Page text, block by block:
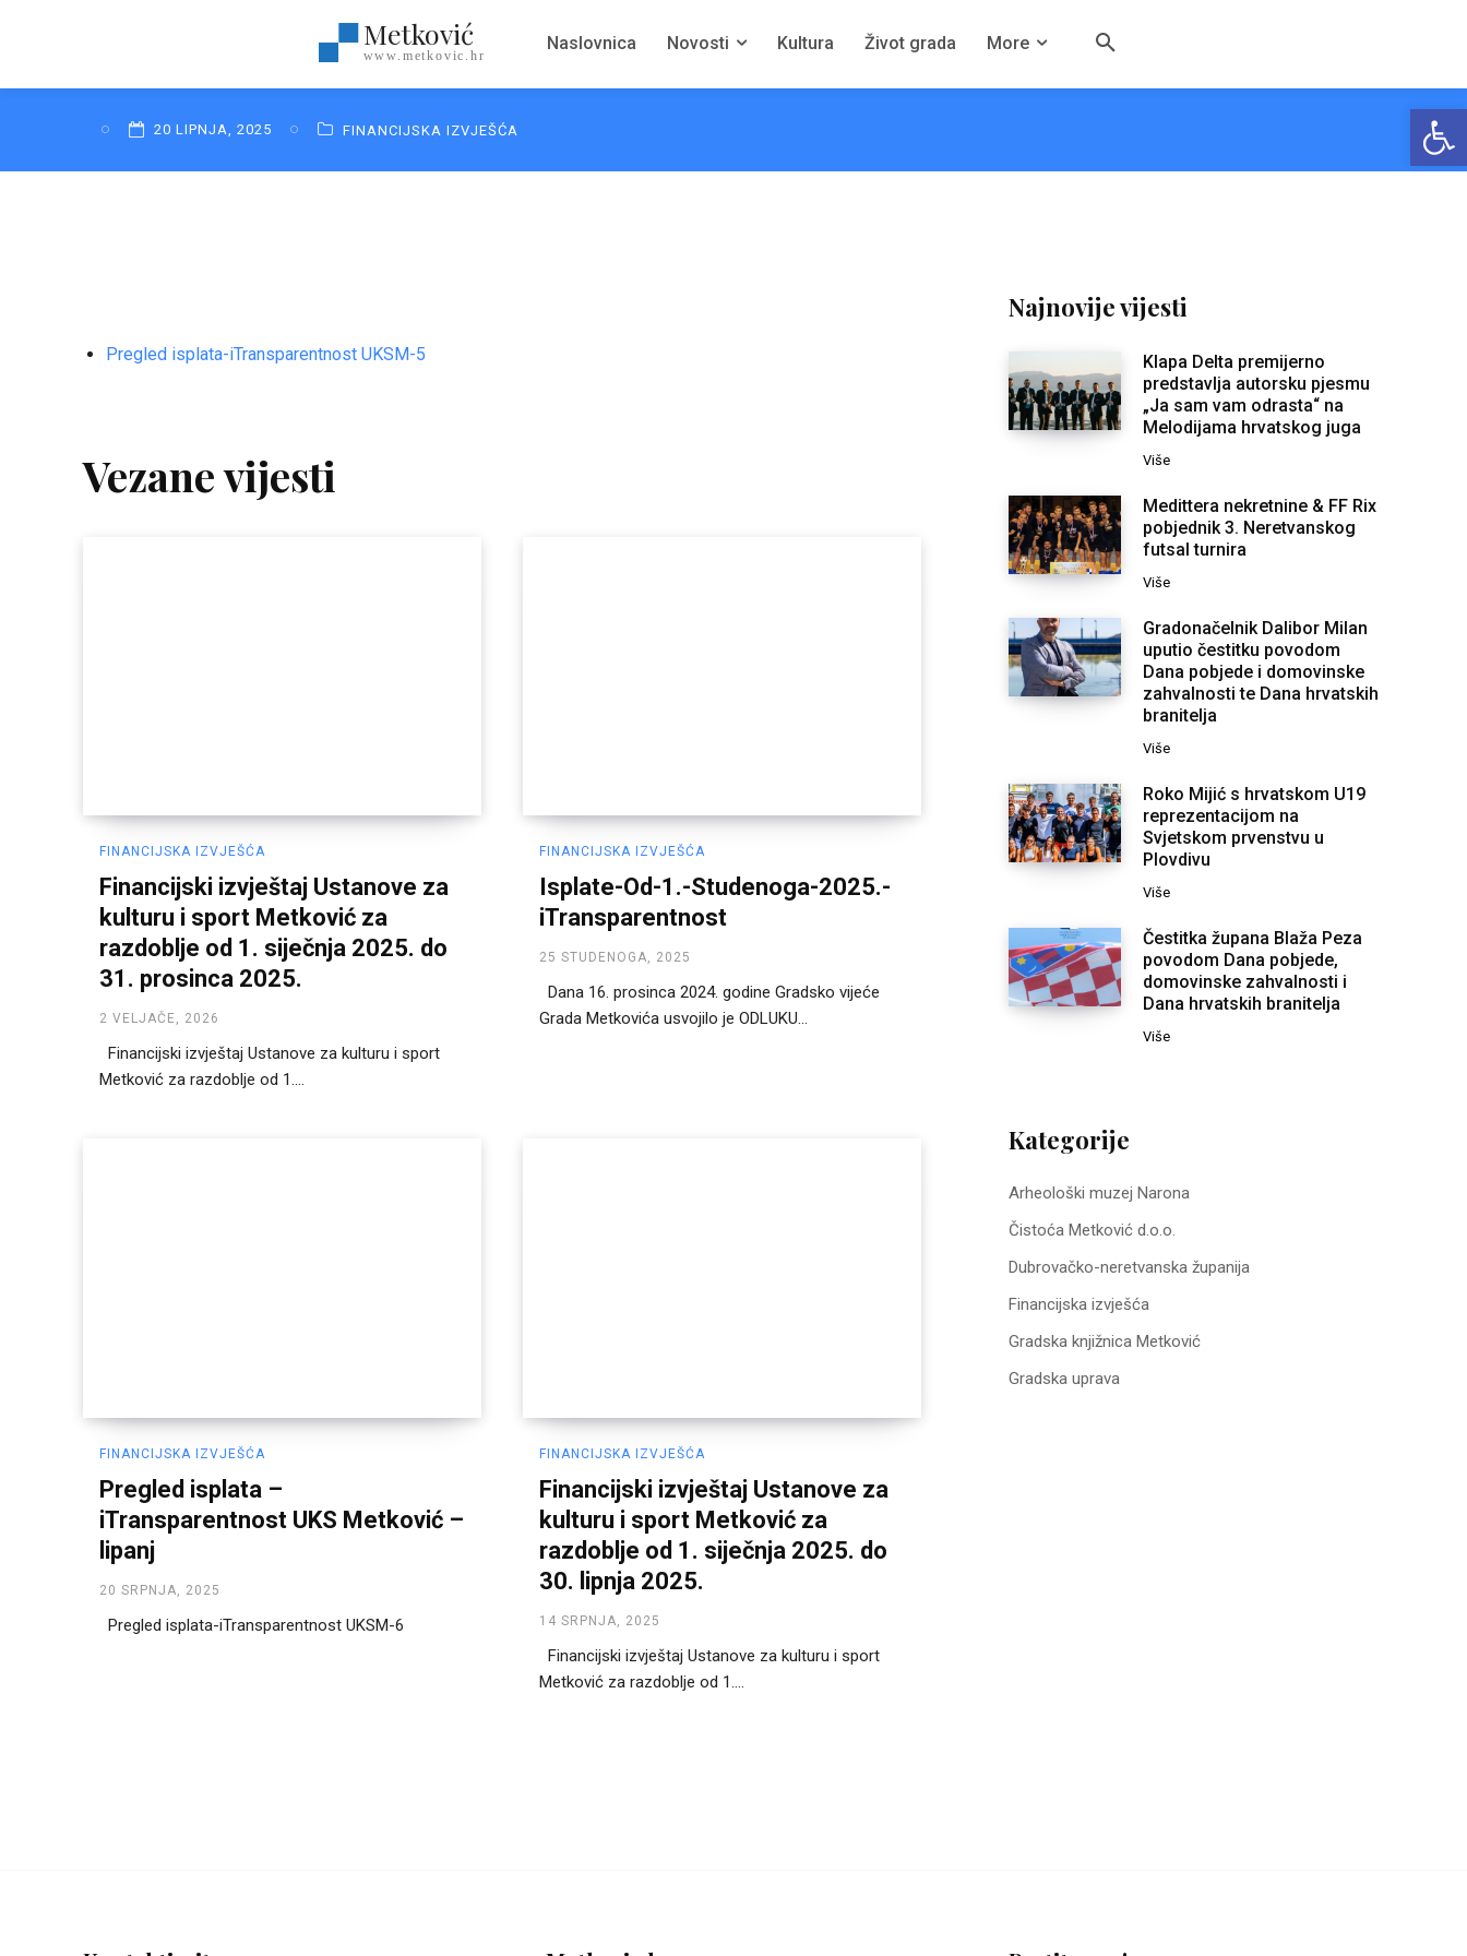
Metković
www.metkovic.hr
Naslovnica Novosti Kultura Život grada More
20 LIPNJA, 2025 FINANCIJSKA IZVJEŠĆA
Pregled isplata-iTransparentnost UKSM-5
Vezane vijesti
FINANCIJSKA IZVJEŠĆA
Financijski izvještaj Ustanove za
kulturu i sport Metković za
razdoblje od 1. siječnja 2025. do
31. prosinca 2025.
2 VELJAČE, 2026
Metković za razdoblje od 1....
FINANCIJSKA IZVJEŠĆA
Isplate-Od-1.-Studenoga-2025.-
iTransparentnost
25 STUDENOGA, 2025
Grada Metkovića usvojilo je ODLUKU...
FINANCIJSKA IZVJEŠĆA
Pregled isplata –
iTransparentnost UKS Metković –
lipanj
20 SRPNJA, 2025
Pregled isplata-iTransparentnost UKSM-6
FINANCIJSKA IZVJEŠĆA
Financijski izvještaj Ustanove za
kulturu i sport Metković za
razdoblje od 1. siječnja 2025. do
30. lipnja 2025.
14 SRPNJA, 2025
Metković za razdoblje od 1....
Najnovije vijesti
Klapa Delta premijerno
predstavlja autorsku pjesmu
„Ja sam vam odrasta“ na
Melodijama hrvatskog juga
Više
Medittera nekretnine & FF Rix
pobjednik 3. Neretvanskog
futsal turnira
Više
Gradonačelnik Dalibor Milan
uputio čestitku povodom
Dana pobjede i domovinske
zahvalnosti te Dana hrvatskih
branitelja
Više
Roko Mijić s hrvatskom U19
reprezentacijom na
Svjetskom prvenstvu u
Plovdivu
Više
Čestitka župana Blaža Peza
povodom Dana pobjede,
domovinske zahvalnosti i
Dana hrvatskih branitelja
Više
Kategorije
Arheološki muzej Narona
Čistoća Metković d.o.o.
Dubrovačko-neretvanska županija
Financijska izvješća
Gradska knjižnica Metković
Gradska uprava